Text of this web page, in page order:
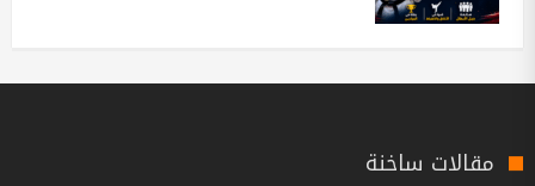
مقالات ساخنة